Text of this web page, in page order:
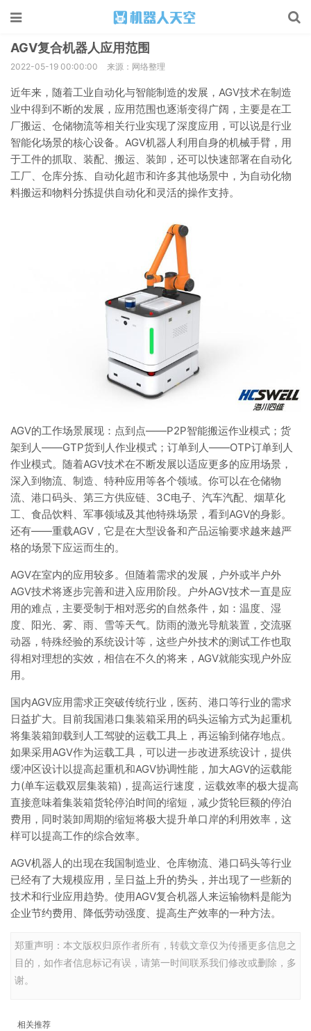
AGV复合机器人应用范围
2022-05-19 00:00:00 来源：网络整理
近年来，随着工业自动化与智能制造的发展，AGV技术在制造
业中得到不断的发展，应用范围也逐渐变得广阔，主要是在工
厂搬运、仓储物流等相关行业实现了深度应用，可以说是行业
智能化场景的核心设备。AGV机器人利用自身的机械手臂，用
于工件的抓取、装配、搬运、装卸，还可以快速部署在自动化
工厂、仓库分拣、自动化超市和许多其他场景中，为自动化物
料搬运和物料分拣提供自动化和灵活的操作支持。
AGV的工作场景展现：点到点——P2P智能搬运作业模式；货
架到人——GTP货到人作业模式；订单到人——OTP订单到人
作业模式。随着AGV技术在不断发展以适应更多的应用场景，
深入到物流、制造、特种应用等各个领域。你可以在仓储物
流、港口码头、第三方供应链、3C电子、汽车汽配、烟草化
工、食品饮料、军事领域及其他特殊场景，看到AGV的身影。
还有——重载AGV，它是在大型设备和产品运输要求越来越严
格的场景下应运而生的。
AGV在室内的应用较多。但随着需求的发展，户外或半户外
AGV技术将逐步完善和进入应用阶段。户外AGV技术一直是应
用的难点，主要受制于相对恶劣的自然条件，如：温度、湿
度、阳光、雾、雨、雪等天气。防雨的激光导航装置，交流驱
动器，特殊经验的系统设计等，这些户外技术的测试工作也取
得相对理想的实效，相信在不久的将来，AGV就能实现户外应
用。
国内AGV应用需求正突破传统行业，医药、港口等行业的需求
日益扩大。目前我国港口集装箱采用的码头运输方式为起重机
将集装箱卸载到人工驾驶的运载工具上，再运输到储存地点。
如果采用AGV作为运载工具，可以进一步改进系统设计，提供
缓冲区设计以提高起重机和AGV协调性能，加大AGV的运载能
力(单车运载双层集装箱)，提高运行速度，运载效率的极大提高
直接意味着集装箱货轮停泊时间的缩短，减少货轮巨额的停泊
费用，同时装卸周期的缩短将极大提升单口岸的利用效率，这
样可以提高工作的综合效率。
AGV机器人的出现在我国制造业、仓库物流、港口码头等行业
已经有了大规模应用，呈日益上升的势头，并出现了一些新的
技术和行业应用趋势。使用AGV复合机器人来运输物料是能为
企业节约费用、降低劳动强度、提高生产效率的一种方法。
郑重声明：本文版权归原作者所有，转载文章仅为传播更多信息之
目的，如作者信息标记有误，请第一时间联系我们修改或删除，多
谢。
相关推荐